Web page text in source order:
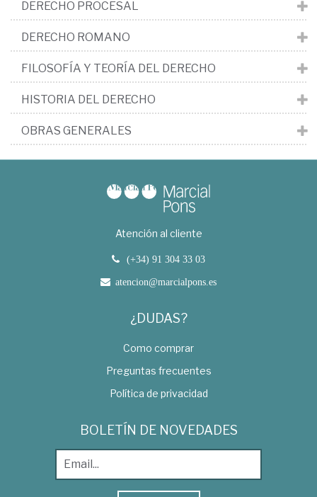
DERECHO PROCESAL
DERECHO ROMANO
FILOSOFÍA Y TEORÍA DEL DERECHO
HISTORIA DEL DERECHO
OBRAS GENERALES
Atención al cliente
(+34) 91 304 33 03
atencion@marcialpons.es
¿DUDAS?
Como comprar
Preguntas frecuentes
Política de privacidad
BOLETÍN DE NOVEDADES